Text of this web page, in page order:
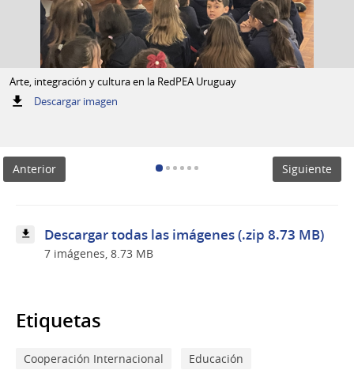
Arte, integración y cultura en la RedPEA Uruguay
Descargar imagen:
Anterior Siguiente
Descargar todas las imágenes (.zip 8.73 MB)
7 imágenes, 8.73 MB
Etiquetas
Cooperación Internacional
Educación